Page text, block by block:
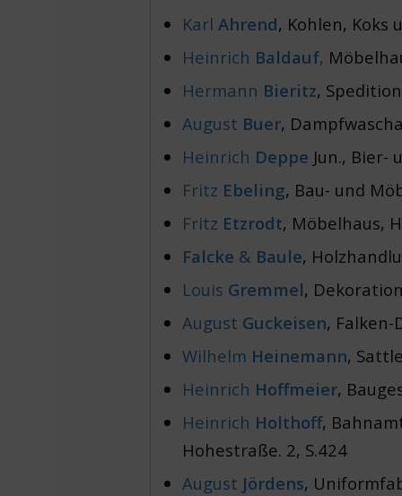
Karl Ahrend, Kohlen, Koks
Heinrich Baldauf,
Hermann Bieritz,
August Buer,
Heinrich Deppe Jun., Bier-
Fritz Ebeling, Bau- und
Fritz Etzrodt, Möbelhaus,
Falcke & Baule,
Louis Gremmel,
August Guckeisen, Falken-
Wilhelm Heinemann,
Heinrich Hoffmeier,
Heinrich Holthoff,
Hohestraße. 2, S.424
August Jördens,